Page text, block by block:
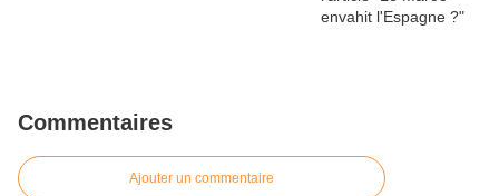
Commentaires
Ajouter un commentaire